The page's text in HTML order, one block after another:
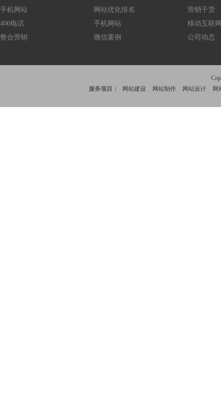
手机网站
400电话
整合营销
网站优化排名
手机网站
微信案例
营销干货
移动互联
公司动态
服务项目：
网站建设 网站制作 网站设计 网